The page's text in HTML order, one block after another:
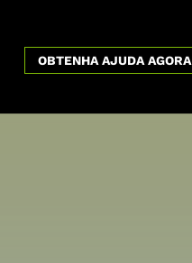
OBTENHA AJUDA AGORA